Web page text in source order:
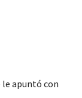
le apuntó con